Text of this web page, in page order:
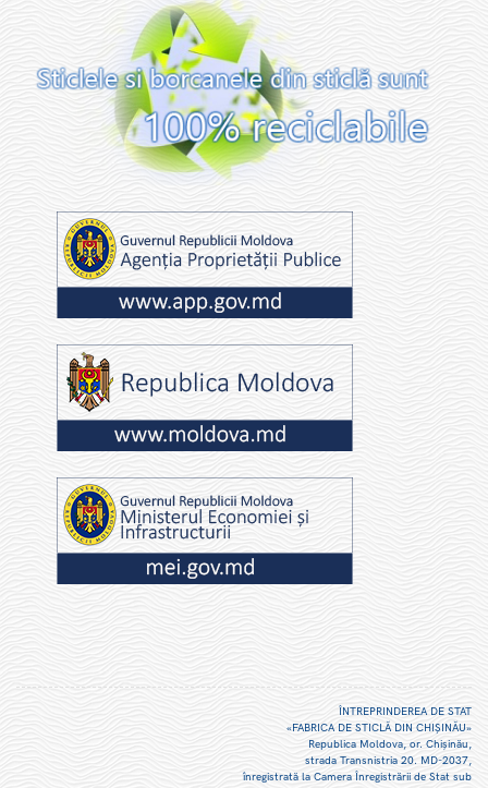
ÎNTREPRINDEREA DE STAT
«FABRICA DE STICLĂ DIN CHIŞINĂU»
Republica Moldova, or. Chişinău,
strada Transnistria 20. MD-2037,
înregistrată la Camera Înregistrării de Stat sub